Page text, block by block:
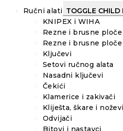
Ručni alati TOGGLE CHILD
KNIPEX i WIHA
Rezne i brusne ploče
Rezne i brusne ploče
Ključevi
Setovi ručnog alata
Nasadni ključevi
Čekići
Klamerice i zakivači
Kliješta, škare i noževi
Odvijači
Bitovi i nastavci